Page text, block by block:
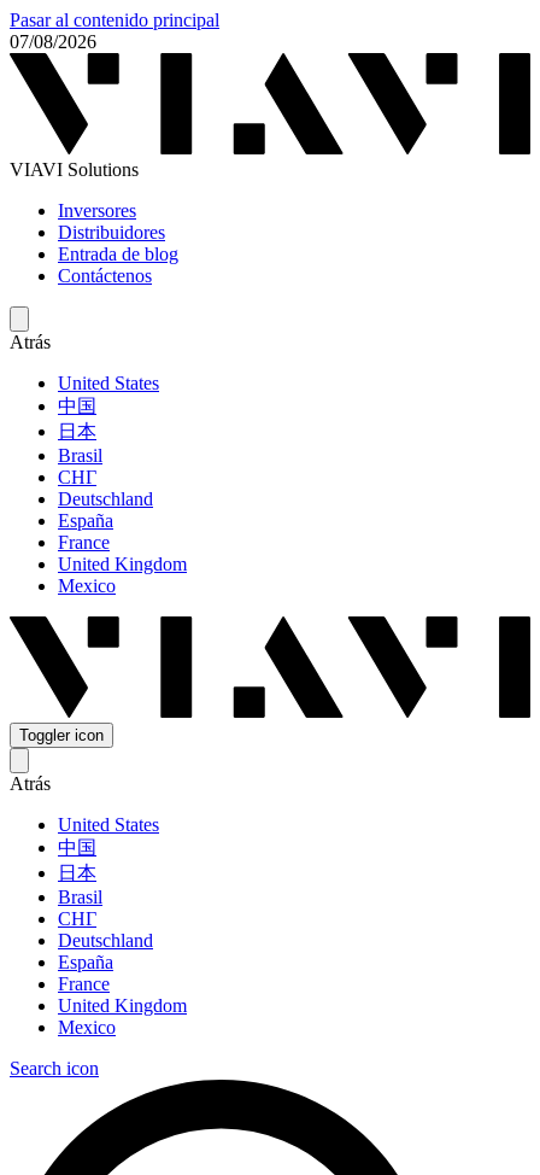
Pasar al contenido principal
07/08/2026
VIAVI Solutions
Inversores
Distribuidores
Entrada de blog
Contáctenos
Atrás
United States
中国
日本
Brasil
СНГ
Deutschland
España
France
United Kingdom
Mexico
Toggler icon
Atrás
United States
中国
日本
Brasil
СНГ
Deutschland
España
France
United Kingdom
Mexico
Search icon